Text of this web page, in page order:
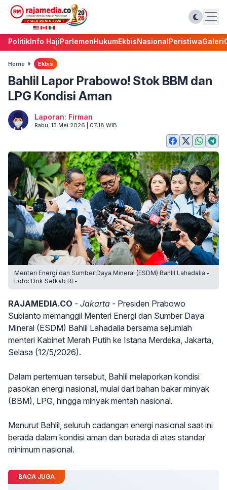
PolitikInfo HajiParlemenHukumEkbisNasionalPeristiwaGaleri
Home Ekbis
Bahlil Lapor Prabowo! Stok BBM dan
LPG Kondisi Aman
Laporan: Firman
Rabu, 13 Mei 2026 | 07:18 WIB
Menteri Energi dan Sumber Daya Mineral (ESDM) Bahlil Lahadalia -
Foto: Dok Setkab RI -
RAJAMEDIA.CO - Jakarta - Presiden Prabowo
Subianto memanggil Menteri Energi dan Sumber Daya
Mineral (ESDM) Bahlil Lahadalia bersama sejumlah
menteri Kabinet Merah Putih ke Istana Merdeka, Jakarta,
Selasa (12/5/2026).
Dalam pertemuan tersebut, Bahlil melaporkan kondisi
pasokan energi nasional, mulai dari bahan bakar minyak
(BBM), LPG, hingga minyak mentah nasional.
Menurut Bahlil, seluruh cadangan energi nasional saat ini
berada dalam kondisi aman dan berada di atas standar
minimum nasional.
BACA JUGA